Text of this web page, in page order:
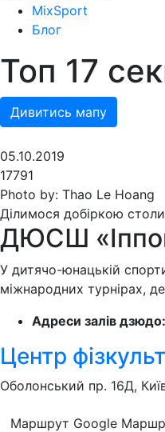
MixSport
Блог
Топ 17
Дивитись мапу
05.10.2019
17791
Photo by: Thao Le Hoang
Ділимося добіркою
ДЮСШ
У дитячо-юнацькій
міжнародних турнірах,
Адреси залів дзюдо:
Центр
Оболонський пр. 16Д,
Маршрут Google